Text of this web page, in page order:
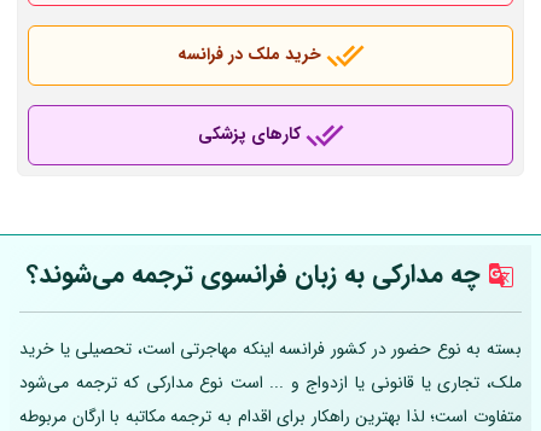
خرید ملک در فرانسه
کارهای پزشکی
چه مدارکی به زبان فرانسوی ترجمه می‌شوند؟
بسته به نوع حضور در کشور فرانسه اینکه مهاجرتی است، تحصیلی یا خرید
ملک، تجاری یا قانونی یا ازدواج و ... است نوع مدارکی که ترجمه می‌شود
متفاوت است؛ لذا بهترین راهکار برای اقدام به ترجمه مکاتبه با ارگان مربوطه